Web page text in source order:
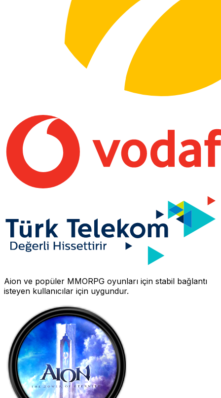
Aion ve popüler MMORPG oyunları için stabil bağlantı
isteyen kullanıcılar için uygundur.